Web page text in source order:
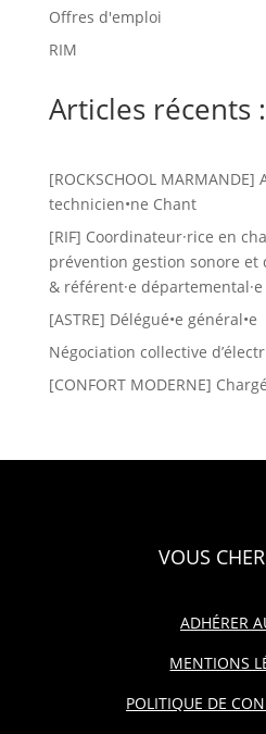
Offres d'emploi
RIM
Articles récents :
[ROCKSCHOOL
technicien•ne Chant
[RIF] Coordinateur·rice en
prévention gestion sonore et
& référent·e départemental·e
[ASTRE] Délégué•e général•e
Négociation collective
[CONFORT MODERNE]
VOUS
ADHÉRER
MENTIONS
POLITIQUE DE